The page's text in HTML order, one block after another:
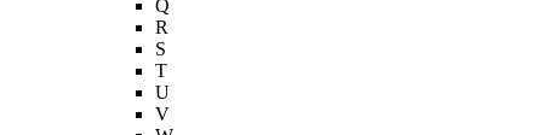
Q
R
S
T
U
V